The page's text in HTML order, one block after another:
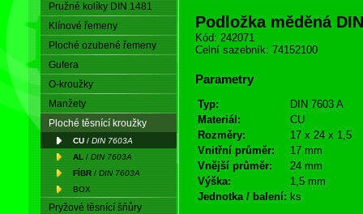
Pružné kolíky DIN 1481
Klínové řemeny
Ploché ozubené řemeny
Gufera
O-kroužky
Manžety
Ploché těsnící kroužky
CU / DIN 7603A
AL / DIN 7603A
FÍBR / DIN 7603A
BOX
Pryžové těsnící šňůry
Podložka měděná
Kód: 242071
Celní sazebník: 74152100
Parametry
Typ:
DIN 7603 A
Materiál:
CU
Rozměry:
17 x 24 x 1,5
Vnitřní průměr:
17 mm
Vnější průměr:
24 mm
Výška:
1,5 mm
Jednotka / balení: ks